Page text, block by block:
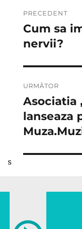
în
articole
PRECEDENT
Articolul
anterior:
Cum sa
nervii?
URMĂTOR
Articolul
următor:
Asociatia
lanseaza
s